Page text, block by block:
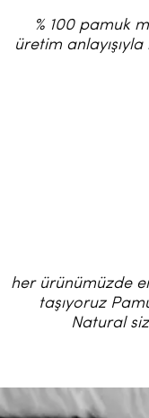
% 100 pamuk
üretim anlayışıyla
her ürünümüzde
taşıyoruz
Natural